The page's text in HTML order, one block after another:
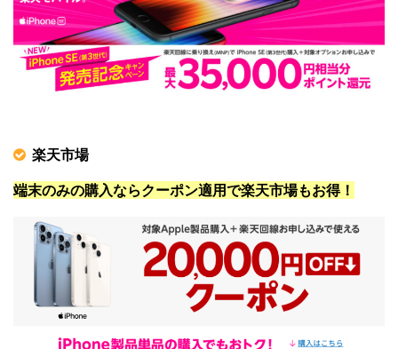
楽天市場
端末のみの購入ならクーポン適用で楽天市場もお得！